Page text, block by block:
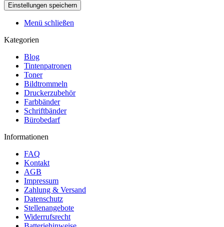
Menü schließen
Kategorien
Blog
Tintenpatronen
Toner
Bildtrommeln
Druckerzubehör
Farbbänder
Schriftbänder
Bürobedarf
Informationen
FAQ
Kontakt
AGB
Impressum
Zahlung & Versand
Datenschutz
Stellenangebote
Widerrufsrecht